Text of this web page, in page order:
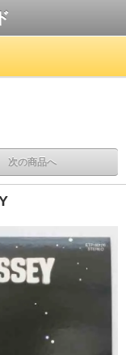
次の商品へ